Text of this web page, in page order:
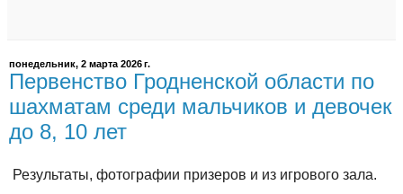
понедельник, 2 марта 2026 г.
Первенство Гродненской области по
шахматам среди мальчиков и девочек
до 8, 10 лет
Результаты, фотографии призеров и из игрового зала.